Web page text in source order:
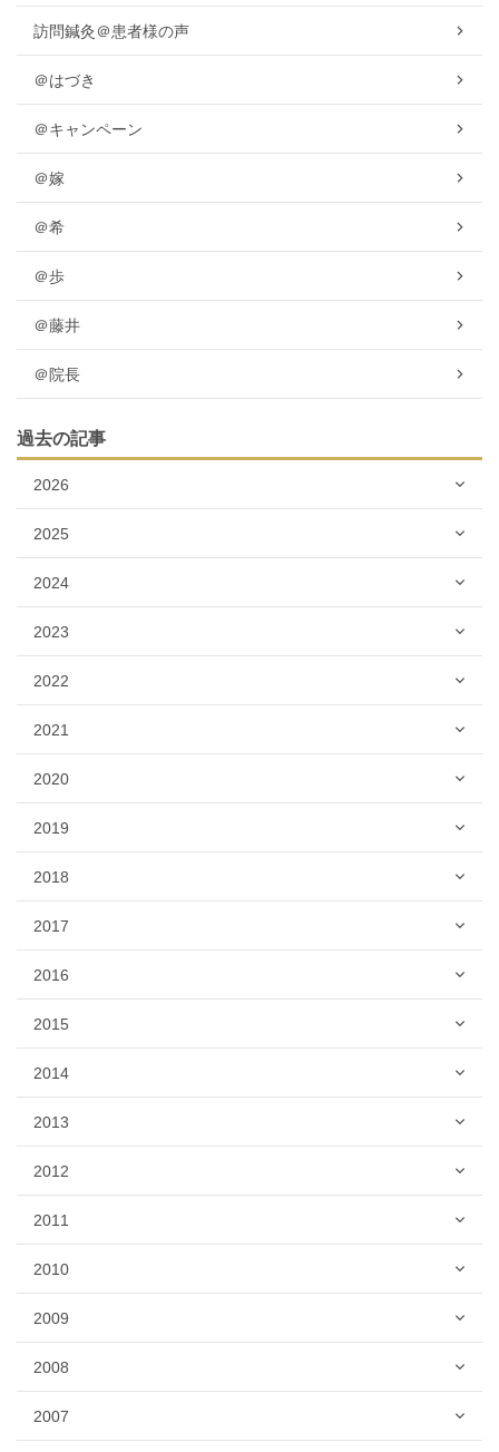
訪問鍼灸＠患者様の声
＠はづき
＠キャンペーン
＠嫁
＠希
＠歩
＠藤井
＠院長
過去の記事
2026
2025
2024
2023
2022
2021
2020
2019
2018
2017
2016
2015
2014
2013
2012
2011
2010
2009
2008
2007